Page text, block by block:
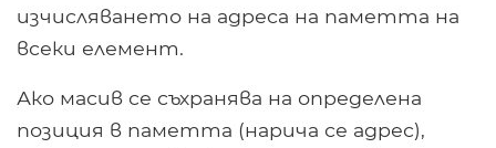
изчисляването на адреса на паметта на
всеки елемент.
Ако масив се съхранява на определена
позиция в паметта (нарича се адрес),